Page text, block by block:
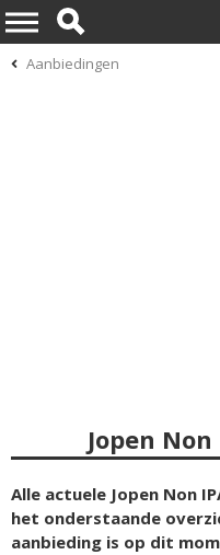
Aanbiedingen
Jopen
Alle actuele Jopen Non
het onderstaande
aanbieding is op dit